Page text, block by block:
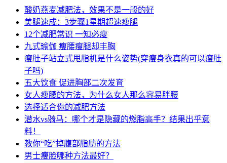
酸奶燕麦减肥法，效果不是一般的好
美腿速成：3步骤1星期超速瘦腿
12个减肥常识 一知必瘦
九式瑜伽 瘦腰瘦腿却丰胸
瘦肚子站立式甩脂机是什么姿势(穿瘦身衣真的可以瘦肚
子吗)
五大饮食 促进胸部二次发育
女人瘦腰的方法，为什么女人那么容易胖腰
选择适合你的减肥方法
潜水vs骑马：哪个才是隐藏的燃脂高手？结果出乎意
料！
教你“吃”掉腹部脂肪的方法
男士瘦脸哪种方法最好？